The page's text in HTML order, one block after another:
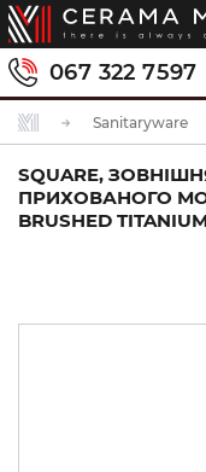
067 322 7597
Sanitaryware
SQUARE,
ПРИХОВАНОГО
BRUSHED